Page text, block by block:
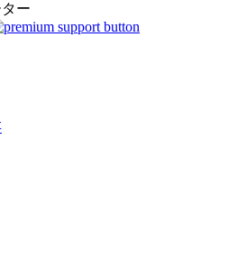
ー